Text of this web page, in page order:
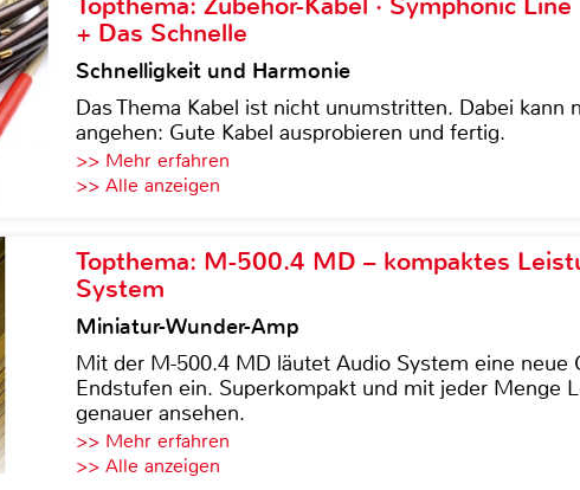
+ Das Schnelle
Schnelligkeit und Harmonie
Das Thema Kabel ist nicht unumstritten. Dabei kann
angehen: Gute Kabel ausprobieren und fertig.
>> Mehr erfahren
>> Alle anzeigen
Topthema: M-500.4 MD – kompaktes
System
Miniatur-Wunder-Amp
Mit der M-500.4 MD läutet Audio System eine neue
Endstufen ein. Superkompakt und mit jeder Menge
genauer ansehen.
>> Mehr erfahren
>> Alle anzeigen